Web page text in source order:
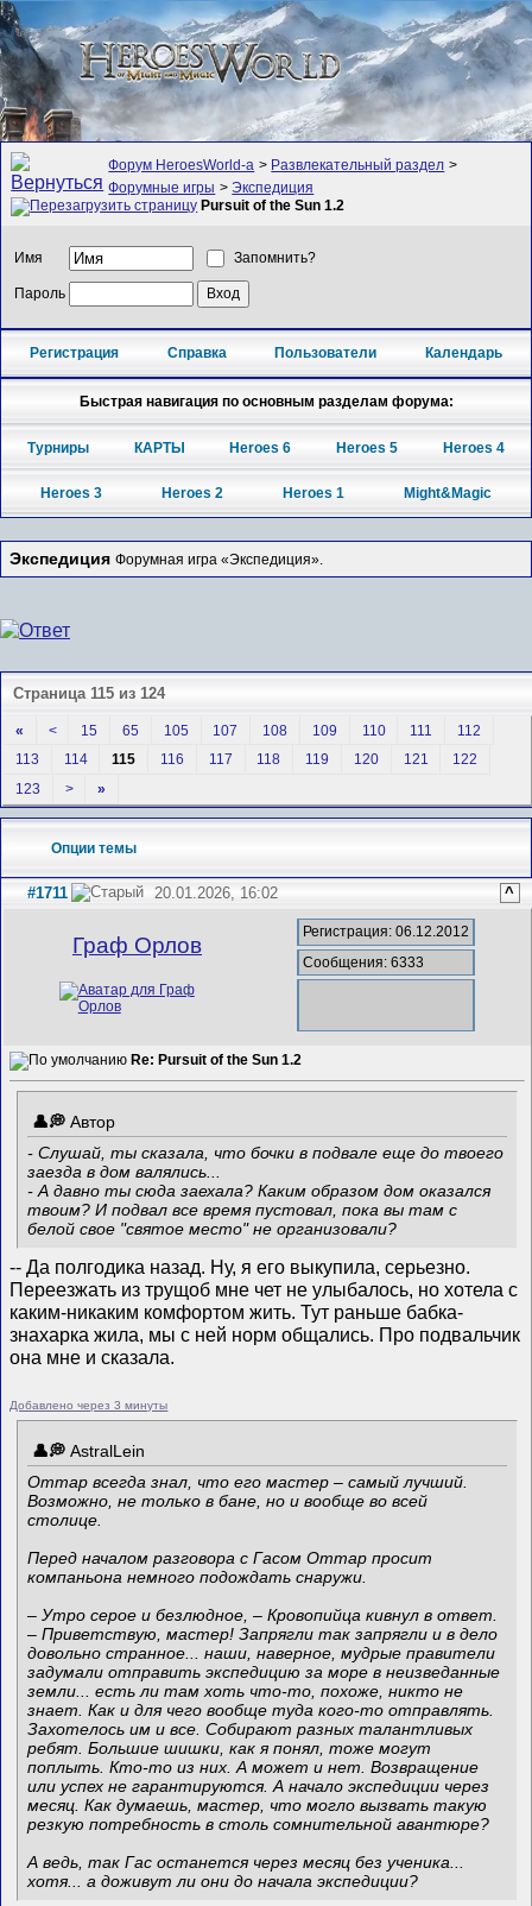
Форум HeroesWorld-а > Развлекательный раздел >
Форумные игры >Экспедиция
Pursuit of the Sun 1.2
Имя Запомнить?
Пароль
Регистрация Справка Пользователи Календарь
Быстрая навигация по основным разделам форума:
Турниры КАРТЫ Heroes 6 Heroes 5 Heroes 4
Heroes 3 Heroes 2 Heroes 1 Might&Magic
Экспедиция Форумная игра «Экспедиция».
Страница 115 из 124
« < 15 65 105 107 108 109 110 111
112
113
114 115 116 117 118 119 120 121
122
123
> »
Опции темы
#1711 20.01.2026, 16:02 ^
Граф Орлов
Регистрация: 06.12.2012
Сообщения: 6333
Re: Pursuit of the Sun 1.2
Автор
- Слушай, ты сказала, что бочки в подвале еще до твоего
заезда в дом валялись...
- А давно ты сюда заехала? Каким образом дом оказался
твоим? И подвал все время пустовал, пока вы там с
белой свое "святое место" не организовали?
-- Да полгодика назад. Ну, я его выкупила, серьезно.
Переезжать из трущоб мне чет не улыбалось, но хотела с
каким-никаким комфортом жить. Тут раньше бабка-
знахарка жила, мы с ней норм общались. Про подвальчик
она мне и сказала.
Добавлено через 3 минуты
AstralLein
Оттар всегда знал, что его мастер – самый лучший.
Возможно, не только в бане, но и вообще во всей
столице.
Перед началом разговора с Гасом Оттар просит
компаньона немного подождать снаружи.
– Утро серое и безлюдное, – Кровопийца кивнул в ответ.
– Приветствую, мастер! Запрягли так запрягли и в дело
довольно странное... наши, наверное, мудрые правители
задумали отправить экспедицию за море в неизведанные
земли... есть ли там хоть что-то, похоже, никто не
знает. Как и для чего вообще туда кого-то отправлять.
Захотелось им и все. Собирают разных талантливых
ребят. Большие шишки, как я понял, тоже могут
поплыть. Кто-то из них. А может и нет. Возвращение
или успех не гарантируются. А начало экспедиции через
месяц. Как думаешь, мастер, что могло вызвать такую
резкую потребность в столь сомнительной авантюре?
А ведь, так Гас останется через месяц без ученика...
хотя... а доживут ли они до начала экспедиции?